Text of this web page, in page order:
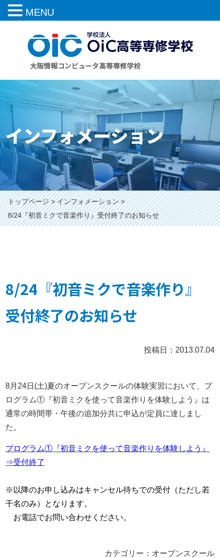
インフォメーション
トップページ
インフォメーション
8/24『初音ミクで音楽作り』受付終了のお知らせ
8/24『初音ミクで音楽作り』
受付終了のお知らせ
投稿日：2013.07.04
8月24日(土)夏のオープンスクールの体験実習において、 プ
ログラム①『初音ミクを使って音楽作りを体験しよう』 は
通常の時間帯・午後の追加分共に申込が定員に達しまし
た。
プログラム①『初音ミクを使って音楽作りを体験しよう』
⇒受付終了
※以降のお申し込みはキャンセル待ちでの受付（ただし若
干名のみ）となります。
お電話でお問い合わせください。
カテゴリー：オープンスクール
MENU